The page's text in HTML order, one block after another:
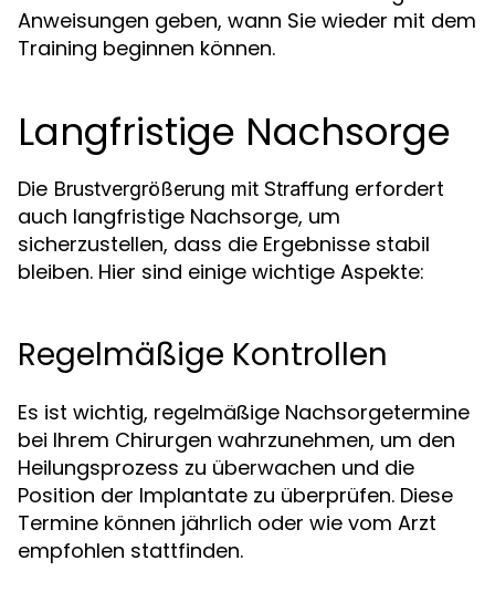
Anweisungen geben, wann Sie wieder mit dem
Training beginnen können.
Langfristige Nachsorge
Die Brustvergrößerung mit Straffung erfordert
auch langfristige Nachsorge, um
sicherzustellen, dass die Ergebnisse stabil
bleiben. Hier sind einige wichtige Aspekte:
Regelmäßige Kontrollen
Es ist wichtig, regelmäßige Nachsorgetermine
bei Ihrem Chirurgen wahrzunehmen, um den
Heilungsprozess zu überwachen und die
Position der Implantate zu überprüfen. Diese
Termine können jährlich oder wie vom Arzt
empfohlen stattfinden.